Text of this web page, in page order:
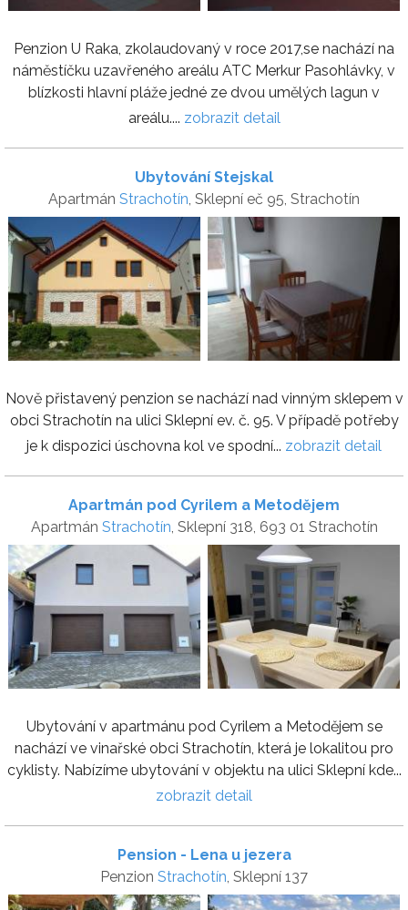
Penzion U Raka, zkolaudovaný v roce 2017,se nachází na
náměstíčku uzavřeného areálu ATC Merkur Pasohlávky, v
blízkosti hlavní pláže jedné ze dvou umělých lagun v
areálu.... zobrazit detail
Ubytování Stejskal
Apartmán Strachotín, Sklepní eč 95, Strachotín
Nově přistavený penzion se nachází nad vinným sklepem v
obci Strachotín na ulici Sklepní ev. č. 95. V případě potřeby
je k dispozici úschovna kol ve spodní... zobrazit detail
Apartmán pod Cyrilem a Metodějem
Apartmán Strachotín, Sklepní 318, 693 01 Strachotín
Ubytování v apartmánu pod Cyrilem a Metodějem se
nachází ve vinařské obci Strachotín, která je lokalitou pro
cyklisty. Nabízíme ubytování v objektu na ulici Sklepní kde...
zobrazit detail
Pension - Lena u jezera
Penzion Strachotín, Sklepní 137